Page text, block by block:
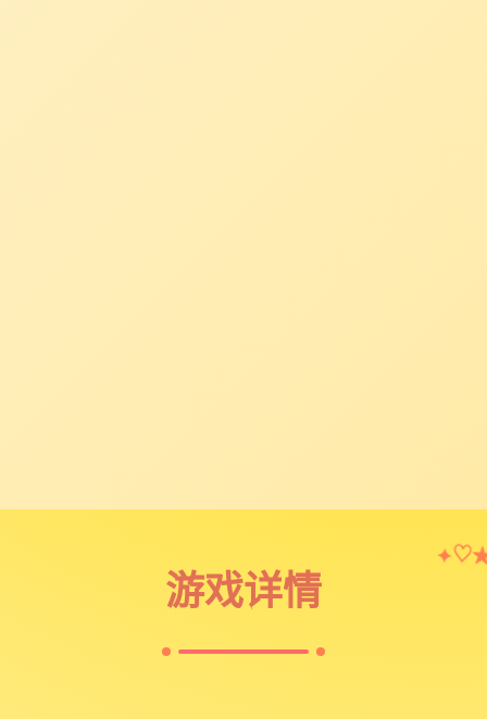
游戏详情
✦ ♡